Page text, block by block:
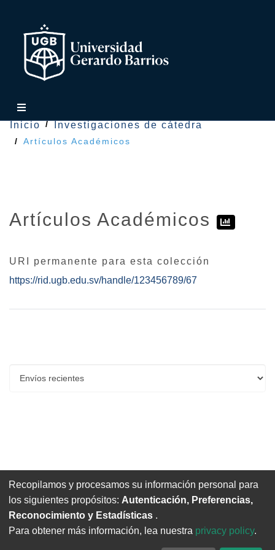
Inicio Investigaciones de cátedra
Artículos Académicos
Artículos Académicos
URI permanente para esta colección
https://rid.ugb.edu.sv/handle/123456789/67
No hay artículos para mostrar
Recopilamos y procesamos su información personal para
los siguientes propósitos: Autenticación, Preferencias,
Reconocimiento y Estadísticas .
Para obtener más información, lea nuestra privacy policy.